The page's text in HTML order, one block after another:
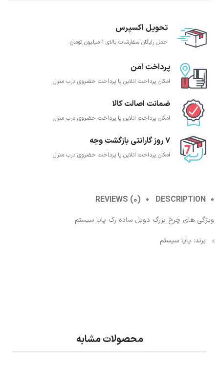
تحویل اکسپرس
حمل رایگان سفارشات بالای 1 میلیون تومان
پرداخت امن
امکان پرداخت انلاین یا پرداخت حضروی درب منزل
ضمانت اصالت کالا
امکان پرداخت انلاین یا پرداخت حضروی درب منزل
7 روز گارانتی بازگشت وجه
امکان پرداخت انلاین یا پرداخت حضروی درب منزل
DESCRIPTION
REVIEWS (0)
ویژگی های چرخ بزرگ دوبل ساده رک پایا سیستم
برند: پایا سیستم
محصولات مشابه